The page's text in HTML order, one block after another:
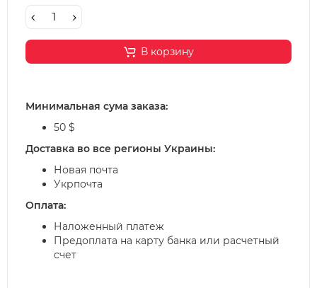
В корзину
Минимальная сума заказа:
50 $
Доставка во все регионы Украины:
Новая почта
Укрпочта
Оплата:
Наложенный платеж
Предоплата на карту банка или расчетный
счет